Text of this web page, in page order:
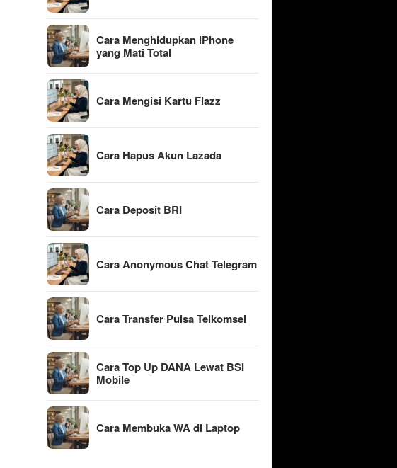
Cara Menghidupkan iPhone
yang Mati Total
Cara Mengisi Kartu Flazz
Cara Hapus Akun Lazada
Cara Deposit BRI
Cara Anonymous Chat Telegram
Cara Transfer Pulsa Telkomsel
Cara Top Up DANA Lewat BSI
Mobile
Cara Membuka WA di Laptop